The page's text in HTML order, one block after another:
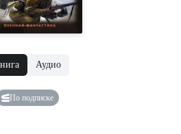
Аудио
По подписке